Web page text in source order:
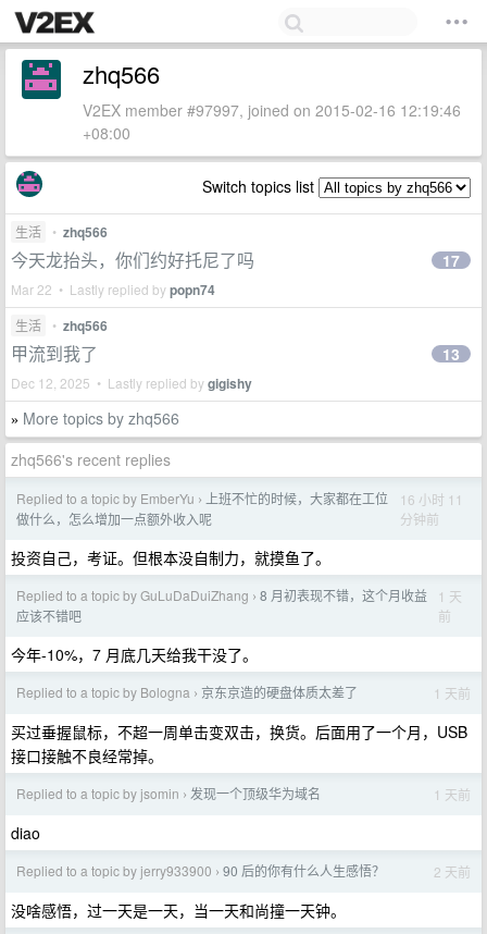
zhq566
V2EX member #97997, joined on 2015-02-16 12:19:46
+08:00
Switch topics list
生活 • zhq566
今天龙抬头，你们约好托尼了吗
Mar 22 • Lastly replied bypopn74
17
生活 • zhq566
甲流到我了
Dec 12, 2025 • Lastly replied bygigishy
13
» More topics by zhq566
zhq566's recent replies
Replied to a topic by EmberYu ›
上班不忙的时候，大家都在工位
做什么，怎么增加一点额外收入呢
16 小时 11
分钟前
投资自己，考证。但根本没自制力，就摸鱼了。
Replied to a topic by GuLuDaDuiZhang › 8 月初表现不错，这个月收益
应该不错吧
1 天
前
今年-10%，7 月底几天给我干没了。
Replied to a topic by Bologna › 京东京造的硬盘体质太差了 1 天前
买过垂握鼠标，不超一周单击变双击，换货。后面用了一个月，USB
接口接触不良经常掉。
Replied to a topic by jsomin › 发现一个顶级华为域名 1 天前
diao
Replied to a topic by jerry933900 › 90 后的你有什么人生感悟？ 2 天前
没啥感悟，过一天是一天，当一天和尚撞一天钟。